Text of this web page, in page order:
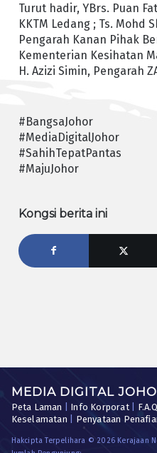
Turut hadir, YBrs. Puan
KKTM Ledang ; Ts. Mohd
Pengarah Kanan Pihak
Kementerian Kesihatan
H. Azizi Simin, Pengarah
#BangsaJohor
#MediaDigitalJohor
#SahihTepatPantas
#MajuJohor
Kongsi berita ini
MEDIA DIGITAL
Peta Laman Info Korporat| F.A.Q
Keselamatan
Penyataan
Hakcipta Terpelihara © 2026 Kerajaan